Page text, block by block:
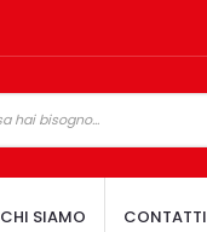
CHI SIAMO CONTATTI